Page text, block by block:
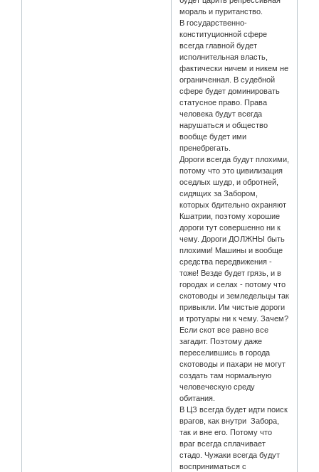
мораль и пуританство.
В государственно-
конституционной сфере
всегда главной будет
исполнительная власть,
фактически ничем и никем не
ограниченная. В судебной
сфере будет доминировать
статусное право. Права
человека будут всегда
нарушаться и общество
вообще будет ими
пренебрегать.
Дороги всегда будут плохими,
потому что это цивилизация
оседлых шудр, и обротней,
сидящих за Забором,
которых бдительно охраняют
Кшатрии, поэтому хорошие
дороги тут совершенно ни к
чему. Дороги ДОЛЖНЫ быть
плохими! Машины и вообще
средства передвижения -
тоже! Везде будет грязь, и в
городах и селах - потому что
скотоводы и земледельцы так
привыкли. Им чистые дороги
и тротуары ни к чему. Зачем?
Если скот все равно все
загадит. Поэтому даже
переселившись в города
скотоводы и пахари не могут
создать там нормальную
человеческую среду
обитания.
В ЦЗ всегда будет идти поиск
врагов, как внутри Забора,
так и вне его. Потому что
враг всегда сплачивает
стадо. Чужаки всегда будут
восприниматься с